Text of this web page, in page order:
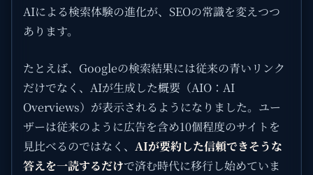
AIによる検索体験の進化が、SEOの常識を変えつつ
あります。
たとえば、Googleの検索結果には従来の青いリンク
だけでなく、AIが生成した概要（AIO：AI
Overviews）が表示されるようになりました。ユー
ザーは従来のように広告を含め10個程度のサイトを
見比べるのではなく、 AIが要約した信頼できそうな
答えを一読するだけで済む時代に移行し始めていま